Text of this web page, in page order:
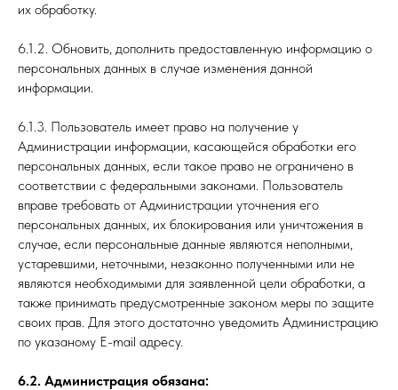
их обработку.
6.1.2. Обновить, дополнить предоставленную информацию о
персональных данных в случае изменения данной
информации.
6.1.3. Пользователь имеет право на получение у
Администрации информации, касающейся обработки его
персональных данных, если такое право не ограничено в
соответствии с федеральными законами. Пользователь
вправе требовать от Администрации уточнения его
персональных данных, их блокирования или уничтожения в
случае, если персональные данные являются неполными,
устаревшими, неточными, незаконно полученными или не
являются необходимыми для заявленной цели обработки, а
также принимать предусмотренные законом меры по защите
своих прав. Для этого достаточно уведомить Администрацию
по указаному E-mail адресу.
6.2. Администрация обязана: